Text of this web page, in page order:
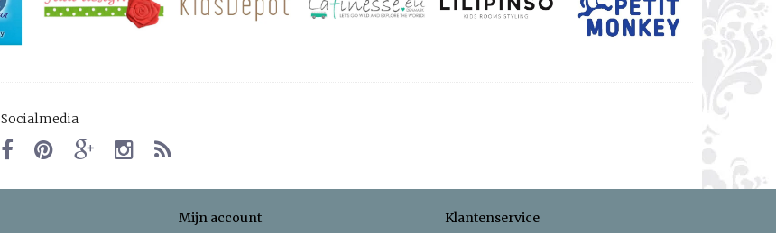
Socialmedia
Mijn account Klantenservice